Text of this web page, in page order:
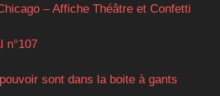
– Affiche Théâtre et Confetti
n°107
sont dans la boite à gants